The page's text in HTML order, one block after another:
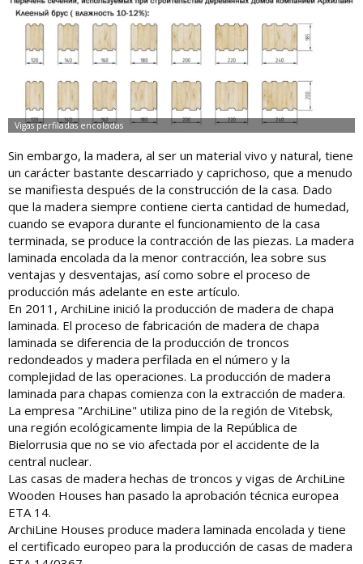
Sin embargo, la madera, al ser un material vivo y natural, tiene
un carácter bastante descarriado y caprichoso, que a menudo
se manifiesta después de la construcción de la casa. Dado
que la madera siempre contiene cierta cantidad de humedad,
cuando se evapora durante el funcionamiento de la casa
terminada, se produce la contracción de las piezas. La madera
laminada encolada da la menor contracción, lea sobre sus
ventajas y desventajas, así como sobre el proceso de
producción más adelante en este artículo.
En 2011, ArchiLine inició la producción de madera de chapa
laminada. El proceso de fabricación de madera de chapa
laminada se diferencia de la producción de troncos
redondeados y madera perfilada en el número y la
complejidad de las operaciones. La producción de madera
laminada para chapas comienza con la extracción de madera.
La empresa "ArchiLine" utiliza pino de la región de Vitebsk,
una región ecológicamente limpia de la República de
Bielorrusia que no se vio afectada por el accidente de la
central nuclear.
Las casas de madera hechas de troncos y vigas de ArchiLine
Wooden Houses han pasado la aprobación técnica europea
ETA 14.
ArchiLine Houses produce madera laminada encolada y tiene
el certificado europeo para la producción de casas de madera